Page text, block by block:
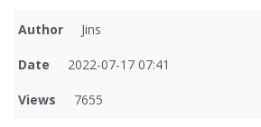
Author Jins
Date 2022-07-17 07:41
Views 7655